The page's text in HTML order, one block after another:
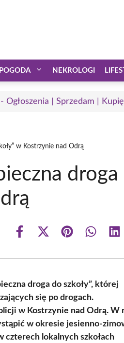
POGODA NEKROLOGI
Ogłoszenia | Sprzedam |
w Kostrzynie nad Odrą
droga
Share
Share
(Twitter)
Share Share
droga do szkoły”, której
się po drogach.
w Kostrzynie nad Odrą. W
w okresie jesienno-
czterech lokalnych szkołach